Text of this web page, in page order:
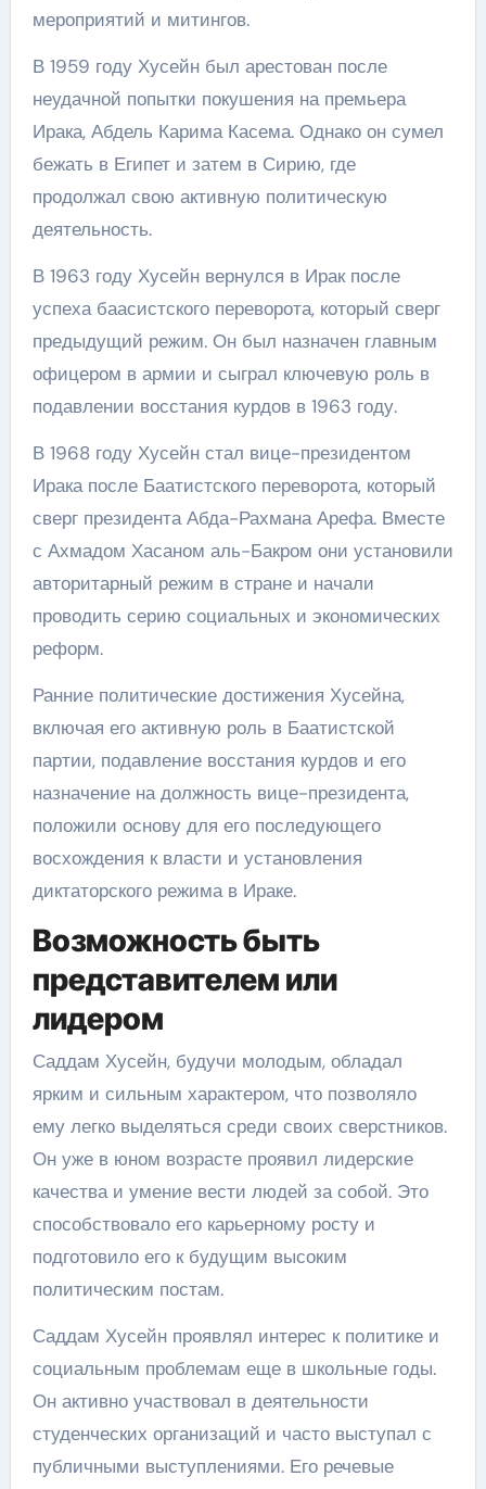
мероприятий и митингов.
В 1959 году Хусейн был арестован после
неудачной попытки покушения на премьера
Ирака, Абдель Карима Касема. Однако он сумел
бежать в Египет и затем в Сирию, где
продолжал свою активную политическую
деятельность.
В 1963 году Хусейн вернулся в Ирак после
успеха баасистского переворота, который сверг
предыдущий режим. Он был назначен главным
офицером в армии и сыграл ключевую роль в
подавлении восстания курдов в 1963 году.
В 1968 году Хусейн стал вице-президентом
Ирака после Баатистского переворота, который
сверг президента Абда-Рахмана Арефа. Вместе
с Ахмадом Хасаном аль-Бакром они установили
авторитарный режим в стране и начали
проводить серию социальных и экономических
реформ.
Ранние политические достижения Хусейна,
включая его активную роль в Баатистской
партии, подавление восстания курдов и его
назначение на должность вице-президента,
положили основу для его последующего
восхождения к власти и установления
диктаторского режима в Ираке.
Возможность быть
представителем или
лидером
Саддам Хусейн, будучи молодым, обладал
ярким и сильным характером, что позволяло
ему легко выделяться среди своих сверстников.
Он уже в юном возрасте проявил лидерские
качества и умение вести людей за собой. Это
способствовало его карьерному росту и
подготовило его к будущим высоким
политическим постам.
Саддам Хусейн проявлял интерес к политике и
социальным проблемам еще в школьные годы.
Он активно участвовал в деятельности
студенческих организаций и часто выступал с
публичными выступлениями. Его речевые